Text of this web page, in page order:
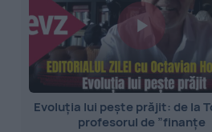
Evoluția lui pește prăjit: de la
profesorul de ”finanțe